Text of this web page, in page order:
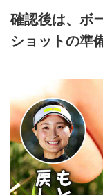
確認後は、ボ
ショットの準